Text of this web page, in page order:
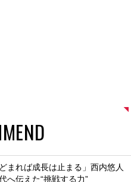
まれば成長は止まる」西内悠人
へ伝えた“挑戦する力”